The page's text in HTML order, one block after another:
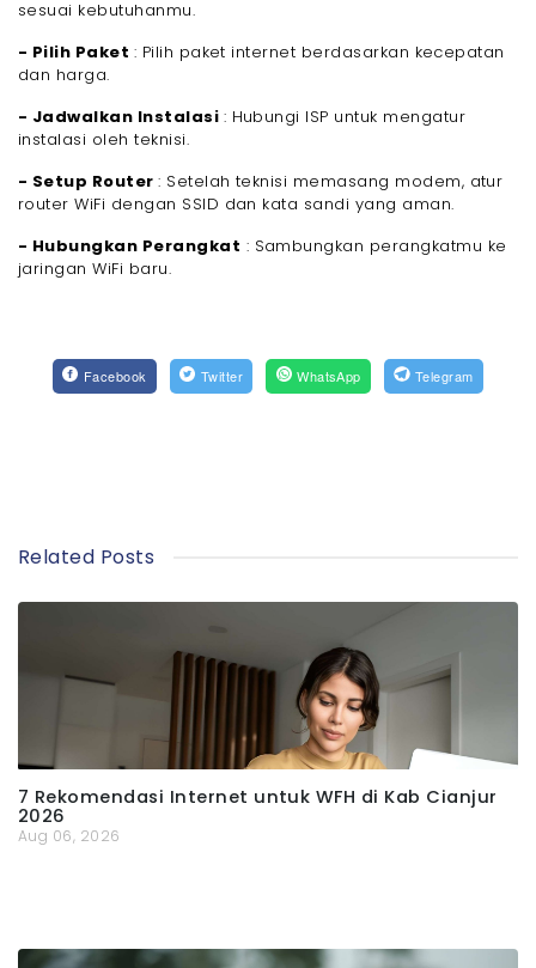
sesuai kebutuhanmu.
- Pilih Paket : Pilih paket internet berdasarkan kecepatan
dan harga.
- Jadwalkan Instalasi : Hubungi ISP untuk mengatur
instalasi oleh teknisi.
- Setup Router: Setelah teknisi memasang modem, atur
router WiFi dengan SSID dan kata sandi yang aman.
- Hubungkan Perangkat : Sambungkan perangkatmu ke
jaringan WiFi baru.
Facebook Twitter WhatsApp Telegram
Related Posts
7 Rekomendasi Internet untuk WFH di Kab Cianjur
2026
Aug 06, 2026